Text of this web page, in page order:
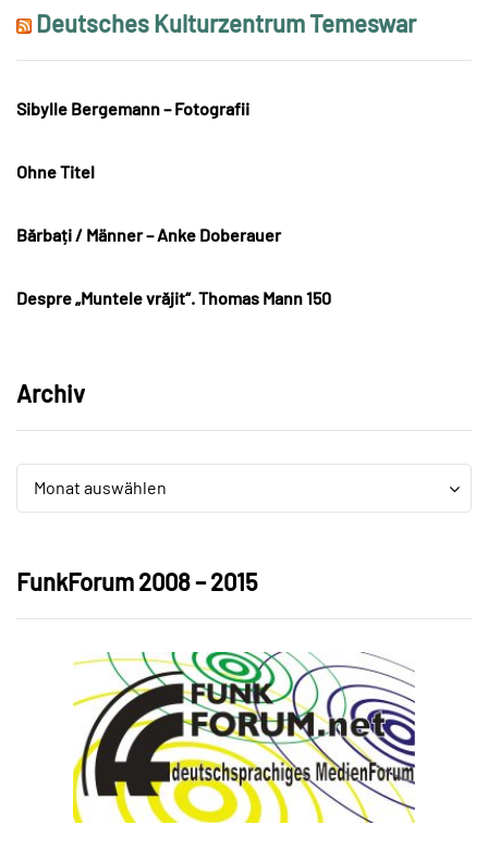
Deutsches Kulturzentrum Temeswar
Sibylle Bergemann – Fotografii
Ohne Titel
Bărbați / Männer – Anke Doberauer
Despre „Muntele vrăjit“. Thomas Mann 150
Archiv
Archiv
Monat auswählen
Archiv
FunkForum 2008 – 2015